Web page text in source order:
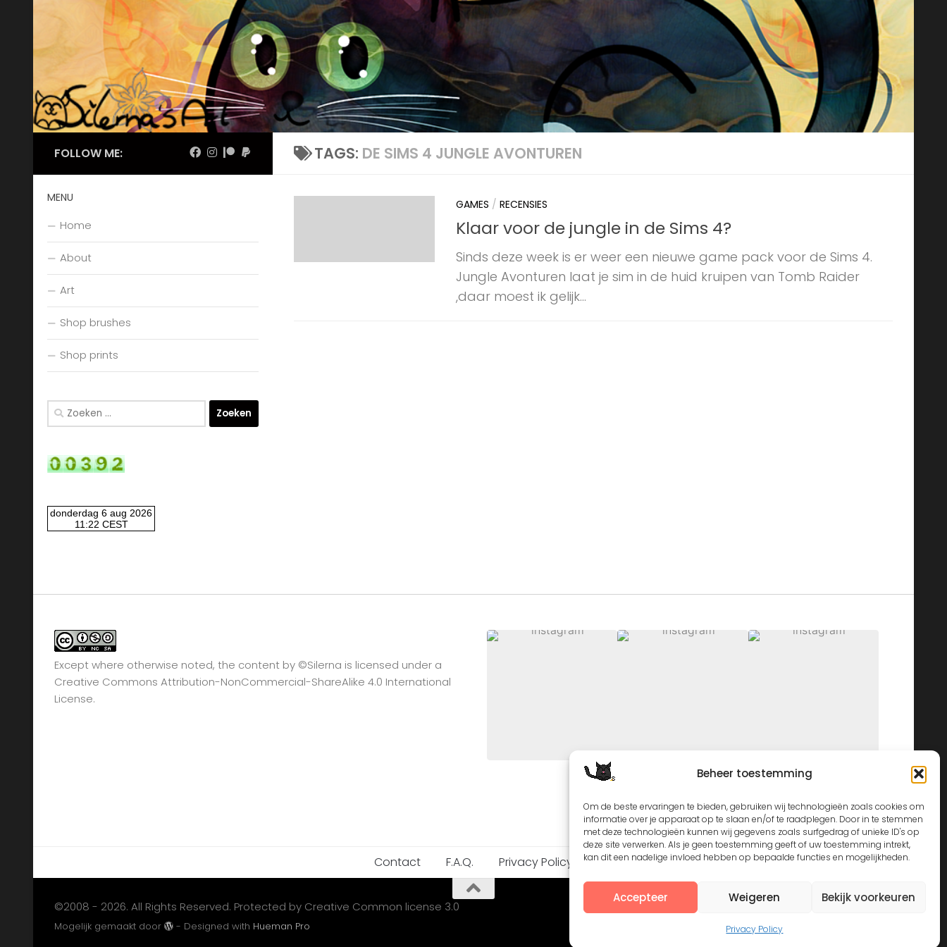
Beheer toestemming
Om de beste ervaringen te bieden, gebruiken wij technologieën zoals cookies om
informatie over je apparaat op te slaan en/of te raadplegen. Door in te stemmen
met deze technologieën kunnen wij gegevens zoals surfgedrag of unieke ID's op
deze site verwerken. Als je geen toestemming geeft of uw toestemming intrekt,
kan dit een nadelige invloed hebben op bepaalde functies en mogelijkheden.
Accepteer Weigeren Bekijk voorkeuren
Privacy Policy
Skip to content
TAGS: DE SIMS 4 JUNGLE AVONTUREN
GAMES / RECENSIES
Klaar voor de jungle in de Sims 4?
Sinds deze week is er weer een nieuwe game pack voor de Sims 4.
Jungle Avonturen laat je sim in de huid kruipen van Tomb Raider
,daar moest ik gelijk...
FOLLOW ME:
MENU
Home
About
Art
Shop brushes
Shop prints
Zoeken
naar:
Except where otherwise noted, the content by ©Silerna is licensed under a
Creative Commons Attribution-NonCommercial-ShareAlike 4.0 International
License.
Contact F.A.Q. Privacy Policy
©2008 - 2026. All Rights Reserved. Protected by Creative Common license 3.0
Mogelijk gemaakt door - Designed with Hueman Pro